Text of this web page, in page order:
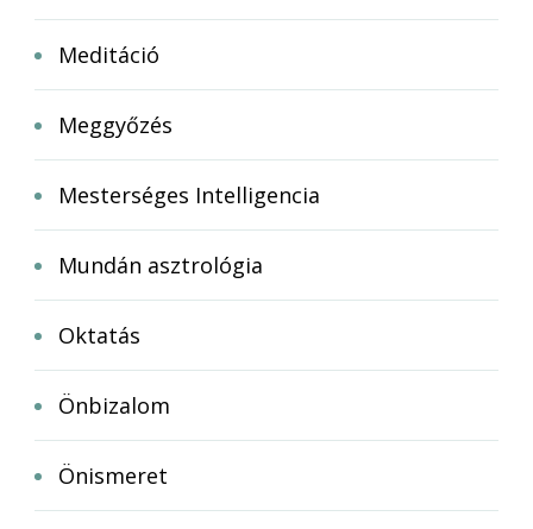
Meditáció
Meggyőzés
Mesterséges Intelligencia
Mundán asztrológia
Oktatás
Önbizalom
Önismeret